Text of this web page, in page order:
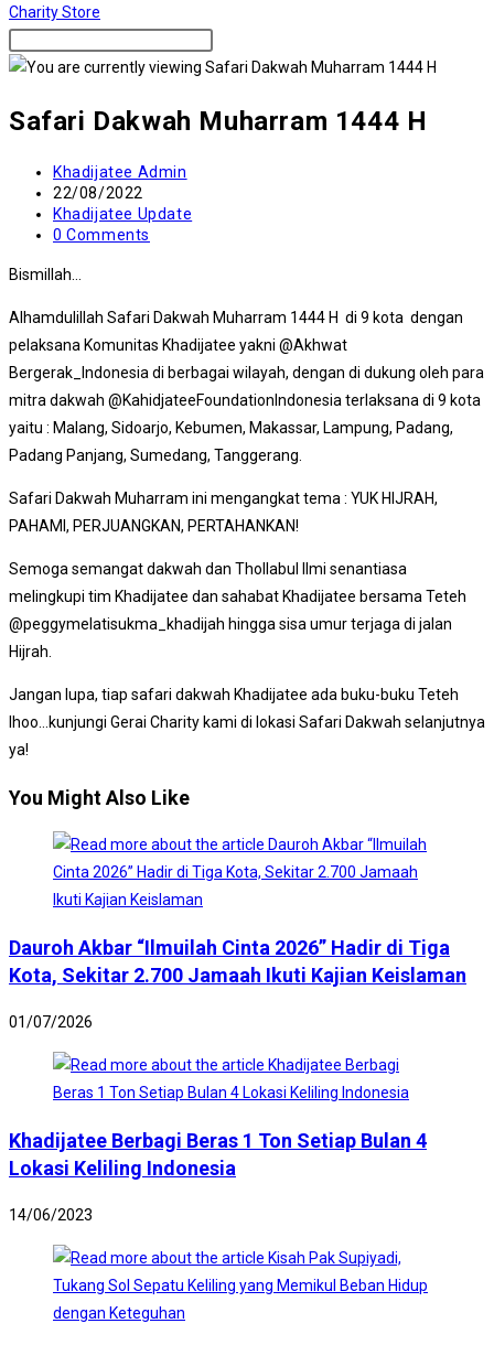
Charity Store
Safari Dakwah Muharram 1444 H
Post
author:
Khadijatee Admin
Post
published:
22/08/2022
Post
category:
Khadijatee Update
Post
0 Comments
Bismillah…
Alhamdulillah Safari Dakwah Muharram 1444 H di 9 kota dengan
pelaksana Komunitas Khadijatee yakni @Akhwat
Bergerak_Indonesia di berbagai wilayah, dengan di dukung oleh para
mitra dakwah @KahidjateeFoundationIndonesia terlaksana di 9 kota
yaitu : Malang, Sidoarjo, Kebumen, Makassar, Lampung, Padang,
Padang Panjang, Sumedang, Tanggerang.
Safari Dakwah Muharram ini mengangkat tema : YUK HIJRAH,
PAHAMI, PERJUANGKAN, PERTAHANKAN!
Semoga semangat dakwah dan Thollabul Ilmi senantiasa
melingkupi tim Khadijatee dan sahabat Khadijatee bersama Teteh
@peggymelatisukma_khadijah hingga sisa umur terjaga di jalan
Hijrah.
Jangan lupa, tiap safari dakwah Khadijatee ada buku-buku Teteh
lhoo…kunjungi Gerai Charity kami di lokasi Safari Dakwah selanjutnya
ya!
You Might Also Like
Dauroh Akbar “Ilmuilah Cinta 2026” Hadir di Tiga
Kota, Sekitar 2.700 Jamaah Ikuti Kajian Keislaman
01/07/2026
Khadijatee Berbagi Beras 1 Ton Setiap Bulan 4
Lokasi Keliling Indonesia
14/06/2023